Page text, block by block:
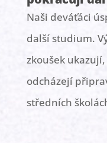
Naši deváťáci
další studium.
zkoušek
odcházejí
středních